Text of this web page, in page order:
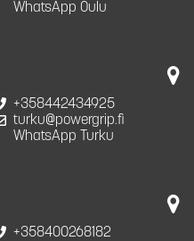
WhatsApp Oulu
+358442434925
turku@powergrip.fi
WhatsApp Turku
+358400268182